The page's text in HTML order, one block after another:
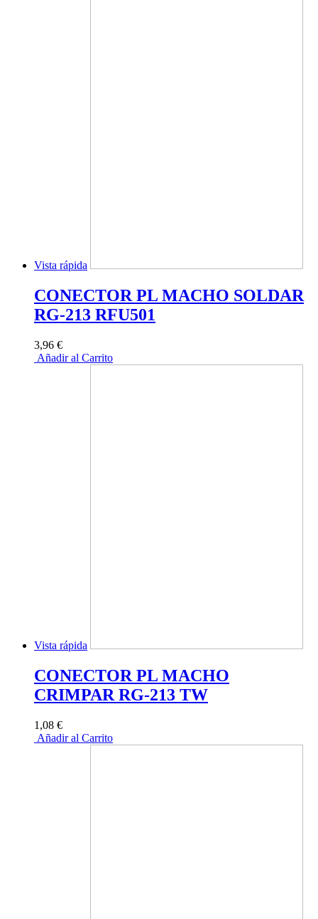
Vista rápida
CONECTOR PL MACHO SOLDAR
RG-213 RFU501
3,96 €
Añadir al Carrito
Vista rápida
CONECTOR PL MACHO
CRIMPAR RG-213 TW
1,08 €
Añadir al Carrito